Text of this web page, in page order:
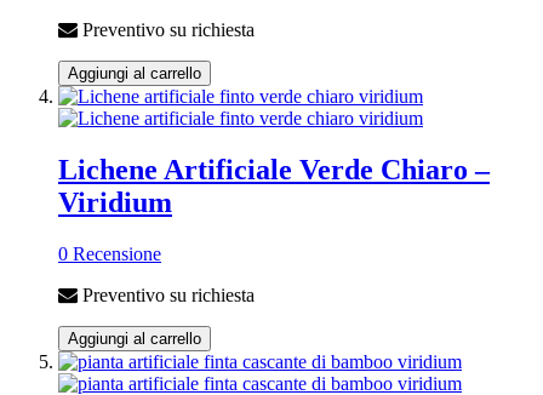
Preventivo su richiesta
Aggiungi al carrello
Lichene Artificiale Verde Chiaro –
Viridium
0 Recensione
Preventivo su richiesta
Aggiungi al carrello